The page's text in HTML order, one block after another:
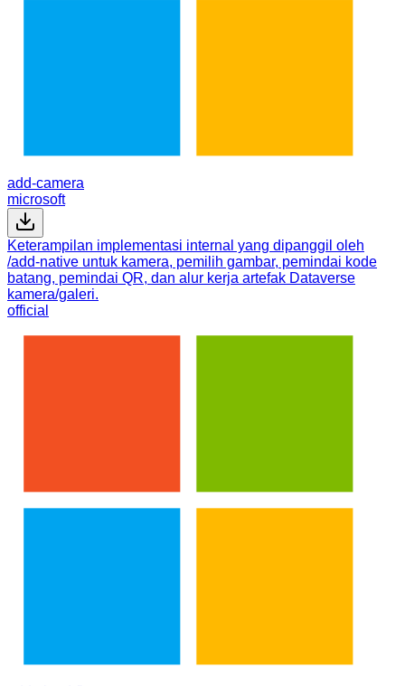
add-camera
microsoft
Keterampilan implementasi internal yang dipanggil oleh
/add-native untuk kamera, pemilih gambar, pemindai kode
batang, pemindai QR, dan alur kerja artefak Dataverse
kamera/galeri.
official